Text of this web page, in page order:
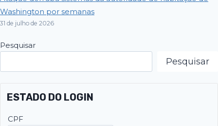
Washington por semanas
31 de julho de 2026
Pesquisar
Pesquisar
ESTADO DO LOGIN
CPF